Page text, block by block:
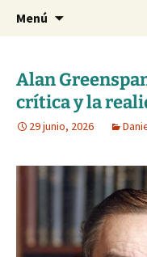
dlacalle.com
Blog de Daniel
Menú
Alan
crítica y la
29 junio, 2026